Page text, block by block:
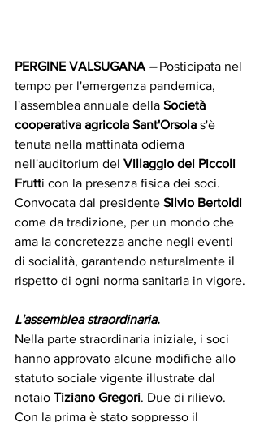
PERGINE VALSUGANA – Posticipata nel
tempo per l'emergenza pandemica,
l'assemblea annuale della Società
cooperativa agricola Sant'Orsola s'è
tenuta nella mattinata odierna
nell'auditorium del Villaggio dei Piccoli
Frutti con la presenza fisica dei soci.
Convocata dal presidente Silvio Bertoldi
come da tradizione, per un mondo che
ama la concretezza anche negli eventi
di socialità, garantendo naturalmente il
rispetto di ogni norma sanitaria in vigore.
L'assemblea straordinaria.
Nella parte straordinaria iniziale, i soci
hanno approvato alcune modifiche allo
statuto sociale vigente illustrate dal
notaio Tiziano Gregori. Due di rilievo.
Con la prima è stato soppresso il